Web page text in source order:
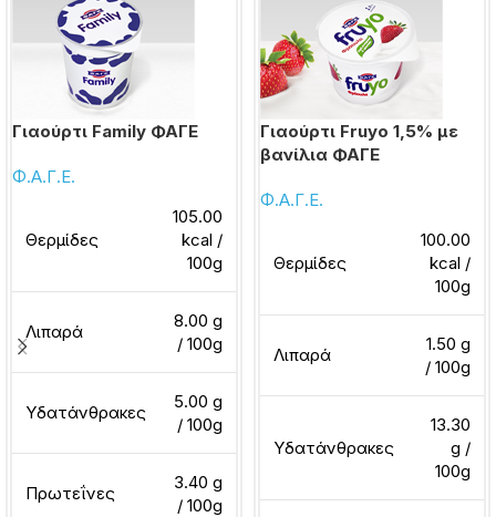
Γιαούρτι Family ΦΑΓΕ
Φ.Α.Γ.Ε.
Θερμίδες
105.00
kcal /
100g
Λιπαρά
8.00 g
/ 100g
Υδατάνθρακες
5.00 g
/ 100g
Πρωτεΐνες
3.40 g
/ 100g
Γιαούρτι Fruyo 1,5% με
βανίλια ΦΑΓΕ
Φ.Α.Γ.Ε.
Θερμίδες
100.00
kcal /
100g
Λιπαρά
1.50 g
/ 100g
Υδατάνθρακες
13.30
g /
100g